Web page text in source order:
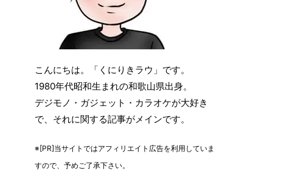
こんにちは。「くにりきラウ」です。
1980年代昭和生まれの和歌山県出身。
デジモノ・ガジェット・カラオケが大好き
で、それに関する記事がメインです。
※[PR]当サイトではアフィリエイト広告を利用していま
すので、予めご了承下さい。